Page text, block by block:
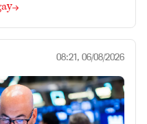
08:21, 06/08/2026